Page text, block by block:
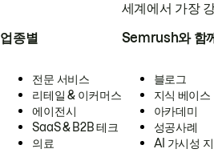
세계에서 가장
업종별
전문 서비스
리테일 & 이커머스
에이전시
SaaS & B2B 테크
의료
Semrush와 함
블로그
지식 베이스
아카데미
성공사례
AI 가시성